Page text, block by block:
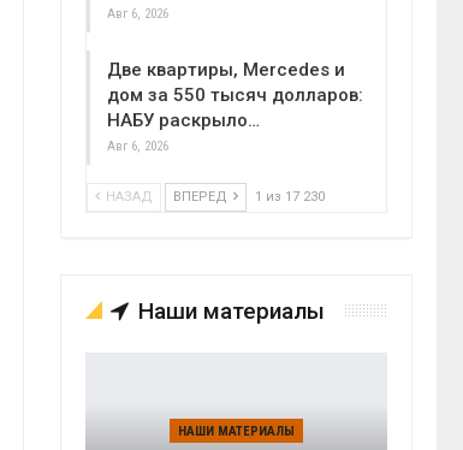
Авг 6, 2026
Две квартиры, Mercedes и
дом за 550 тысяч долларов:
НАБУ раскрыло…
Авг 6, 2026
НАЗАД ВПЕРЕД 1 из 17 230
Наши материалы
НАШИ МАТЕРИАЛЫ